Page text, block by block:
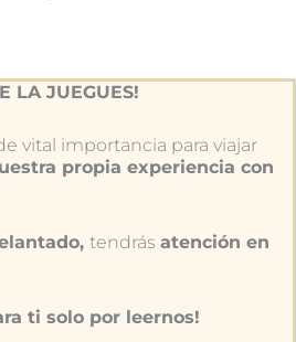
LA JUEGUES!
vital importancia para viajar
propia experiencia con
tendrás atención en
ti solo por leernos!